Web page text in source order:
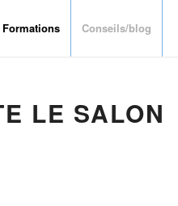
Formations Conseils/blog
LE SALON